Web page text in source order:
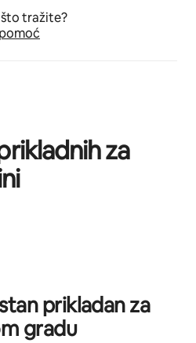
tražite?
za
prikladan za
gradu